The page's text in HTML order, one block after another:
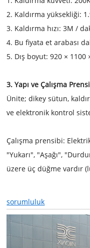
2. Kaldırma yüksekliği:
3. Kaldırma hızı: 3M /
4. Bu fiyata et arabası
5. Dış boyut: 920 × 1100
3. Yapı ve Çalışma
Ünite; dikey sütun,
ve elektronik kontrol
Çalışma prensibi:
"Yukarı", "Aşağı",
üzere üç düğme vardır
sorumluluk